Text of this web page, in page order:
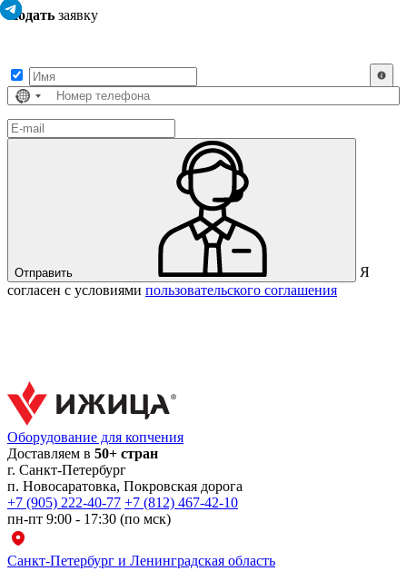
Подать заявку
Страна
выбрана
Отправить
Я
согласен с условиями пользовательского соглашения
Санкт-Петербург и Ленинградская область
Оборудование для копчения
Доставляем в 50+ стран
г. Санкт-Петербург
п. Новосаратовка, Покровская дорога
+7 (905) 222-40-77 +7 (812) 467-42-10
пн-пт 9:00 - 17:30 (по мск)